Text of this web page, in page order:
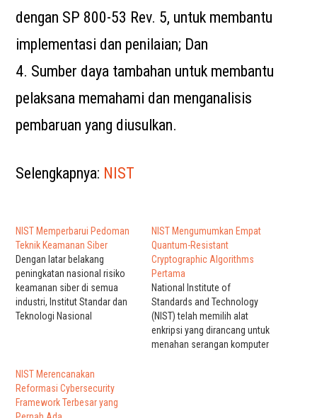
dengan SP 800-53 Rev. 5, untuk membantu
implementasi dan penilaian; Dan
4. Sumber daya tambahan untuk membantu
pelaksana memahami dan menganalisis
pembaruan yang diusulkan.
Selengkapnya: NIST
NIST Memperbarui Pedoman
Teknik Keamanan Siber
Dengan latar belakang
peningkatan nasional risiko
keamanan siber di semua
industri, Institut Standar dan
Teknologi Nasional
Aman yang Dapat Dipercaya
Teknik,” dokumen tersebut
berasal dari perintah eksekutif
Presiden Joe Biden pada
NIST Mengumumkan Empat
Quantum-Resistant
Cryptographic Algorithms
Pertama
National Institute of
Standards and Technology
(NIST) telah memilih alat
enkripsi yang dirancang untuk
menahan serangan komputer
NIST Merencanakan
Reformasi Cybersecurity
Framework Terbesar yang